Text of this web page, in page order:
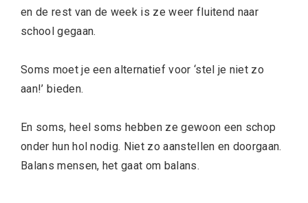
en de rest van de week is ze weer fluitend naar
school gegaan.
Soms moet je een alternatief voor ‘stel je niet zo
aan!’ bieden.
En soms, heel soms hebben ze gewoon een schop
onder hun hol nodig. Niet zo aanstellen en doorgaan.
Balans mensen, het gaat om balans.